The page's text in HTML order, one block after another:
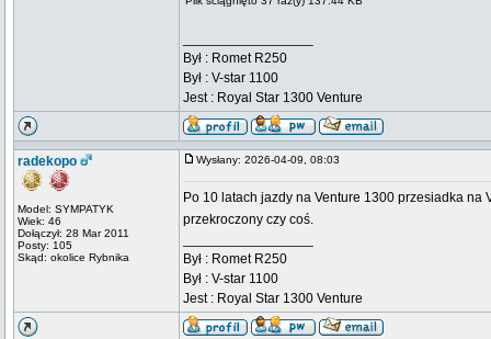
Był : Romet R250
Był : V-star 1100
Jest : Royal Star 1300 Venture
radekopo
Model: SYMPATYK
Wiek: 46
Dołączył: 28 Mar 2011
Posty: 105
Skąd: okolice Rybnika
Wysłany: 2026-04-09, 08:03
Po 10 latach jazdy na Venture 1300 przesiadka na
przekroczony czy coś.
Był : Romet R250
Był : V-star 1100
Jest : Royal Star 1300 Venture